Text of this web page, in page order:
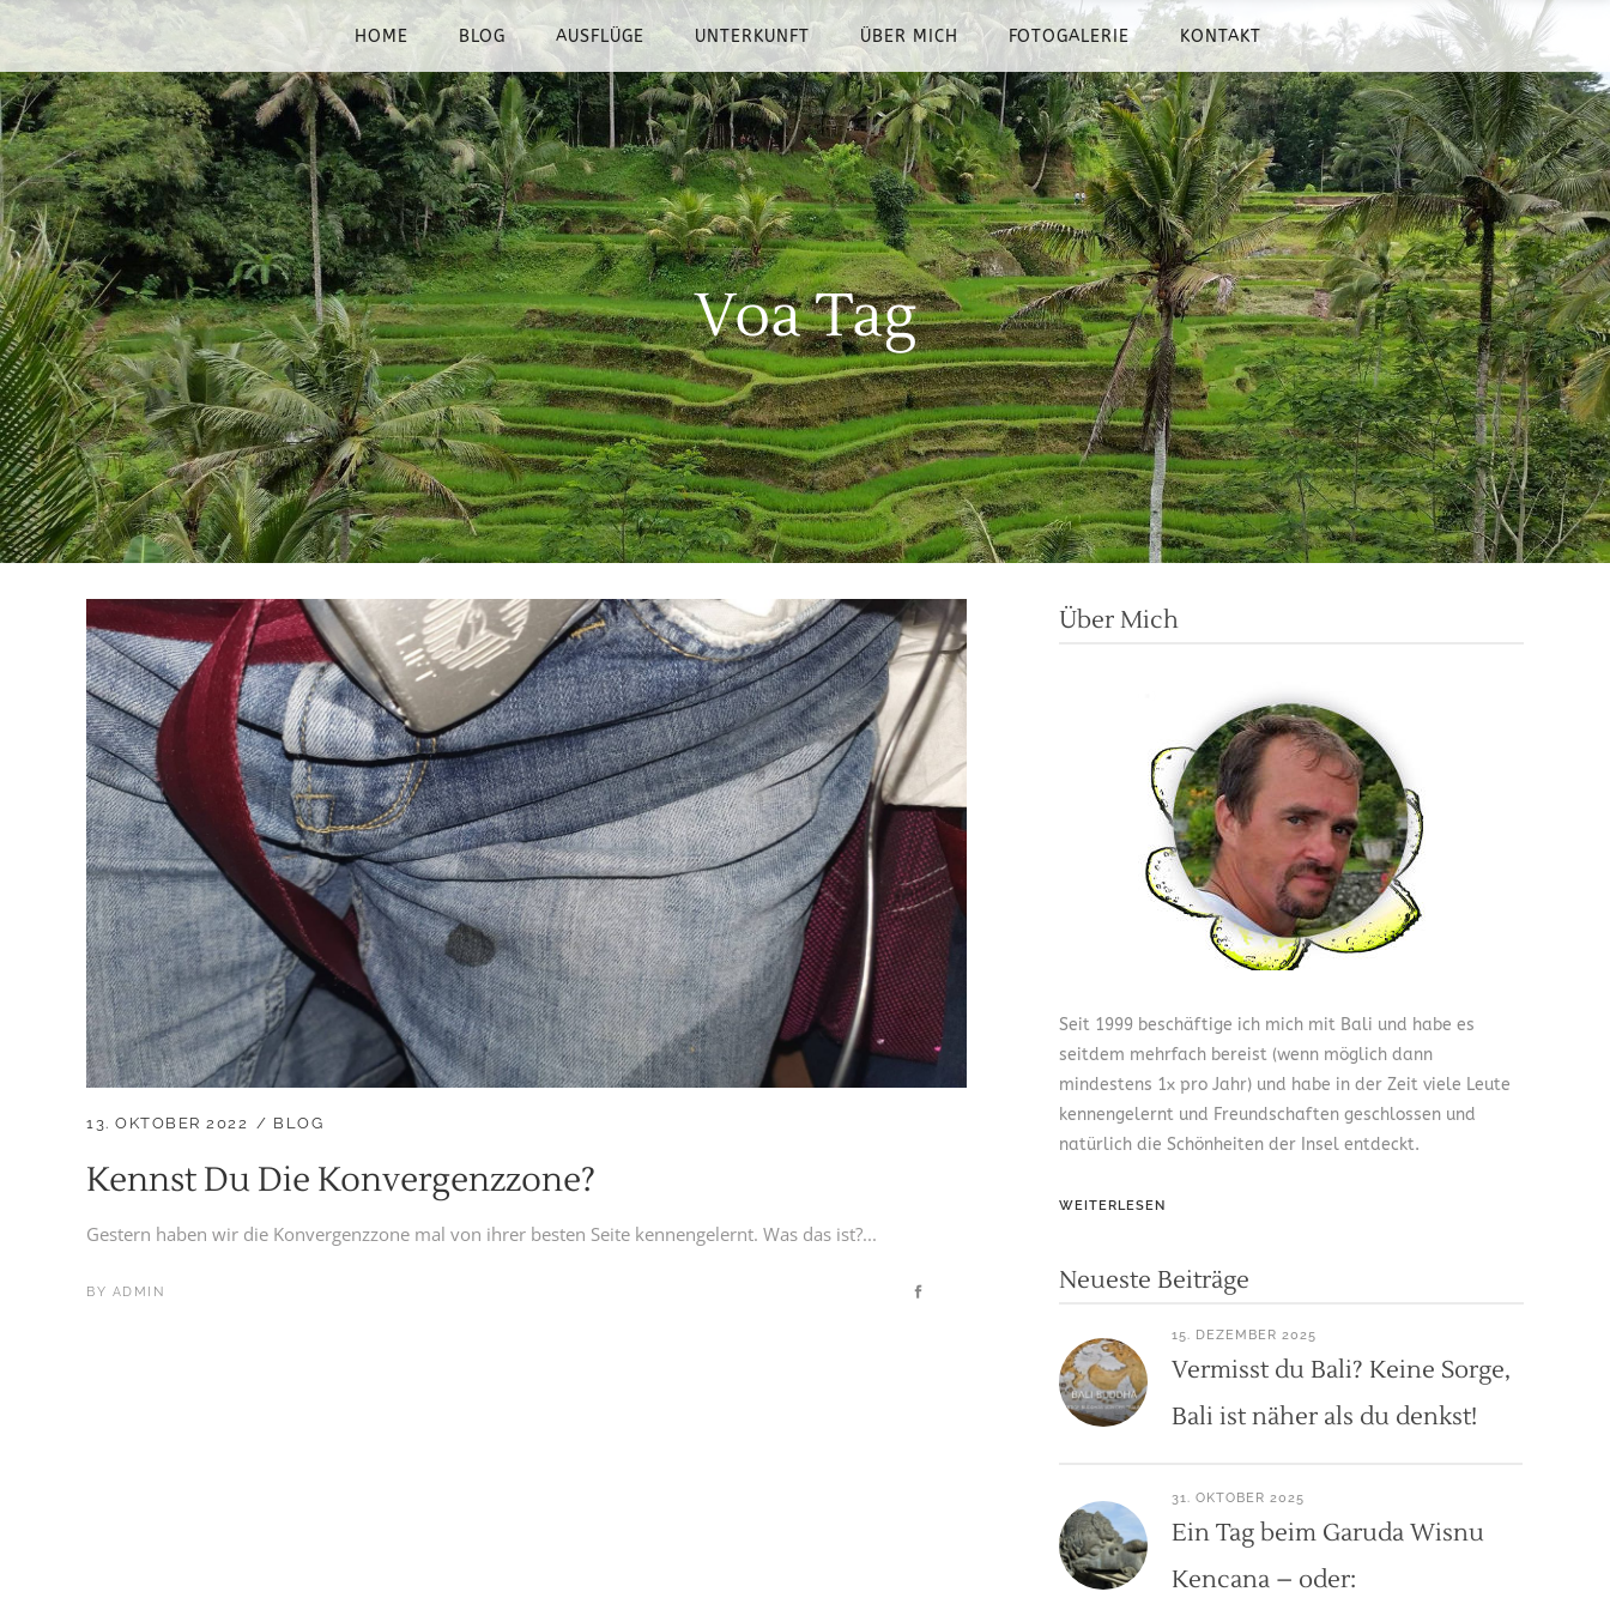
HOME BLOG AUSFLÜGE UNTERKUNFT ÜBER MICH FOTOGALERIE KONTAKT
Voa Tag
13. OKTOBER 2022 BLOG
Kennst Du Die Konvergenzzone?
Gestern haben wir die Konvergenzzone mal von ihrer besten Seite kennengelernt. Was das ist?...
BY ADMIN
Über Mich
Seit 1999 beschäftige ich mich mit Bali und habe es
seitdem mehrfach bereist (wenn möglich dann
mindestens 1x pro Jahr) und habe in der Zeit viele Leute
kennengelernt und Freundschaften geschlossen und
natürlich die Schönheiten der Insel entdeckt.
WEITERLESEN
Neueste Beiträge
15. DEZEMBER 2025
Vermisst du Bali? Keine Sorge,
Bali ist näher als du denkst!
31. OKTOBER 2025
Ein Tag beim Garuda Wisnu
Kencana – oder: